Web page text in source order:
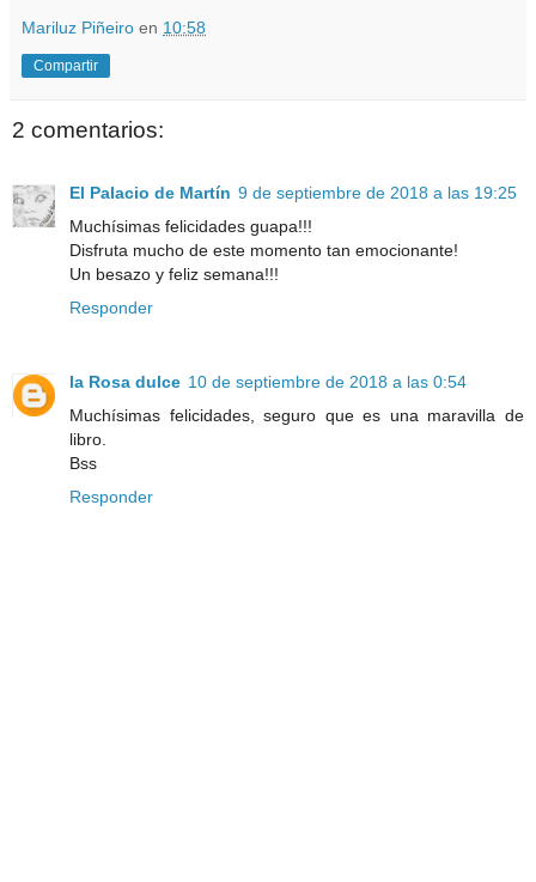
Mariluz Piñeiro en 10:58
Compartir
2 comentarios:
El Palacio de Martín 9 de septiembre de 2018 a las 19:25
Muchísimas felicidades guapa!!!
Disfruta mucho de este momento tan emocionante!
Un besazo y feliz semana!!!
Responder
la Rosa dulce 10 de septiembre de 2018 a las 0:54
Muchísimas felicidades, seguro que es una maravilla de
libro.
Bss
Responder